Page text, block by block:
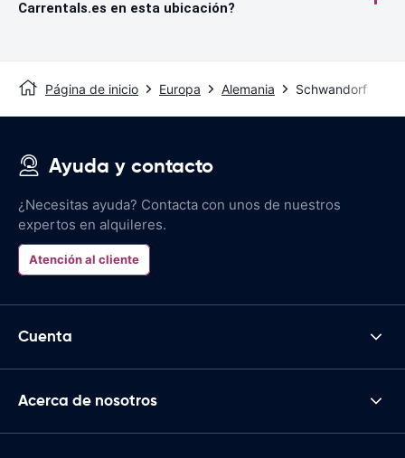
Carrentals.es en esta ubicación?
Página de inicio Europa Alemania Schwandorf
Ayuda y contacto
¿Necesitas ayuda? Contacta con unos de nuestros
expertos en alquileres.
Atención al cliente
Cuenta
Acerca de nosotros